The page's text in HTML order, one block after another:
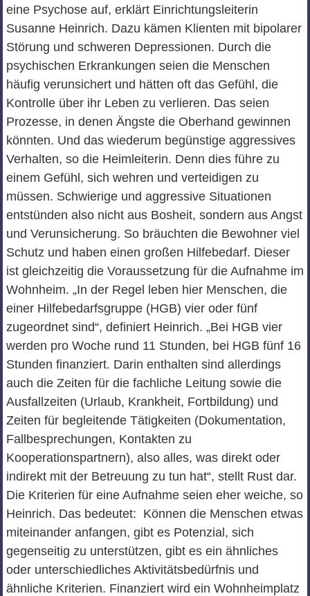
eine Psychose auf, erklärt Einrichtungsleiterin
Susanne Heinrich. Dazu kämen Klienten mit bipolarer
Störung und schweren Depressionen. Durch die
psychischen Erkrankungen seien die Menschen
häufig verunsichert und hätten oft das Gefühl, die
Kontrolle über ihr Leben zu verlieren. Das seien
Prozesse, in denen Ängste die Oberhand gewinnen
könnten. Und das wiederum begünstige aggressives
Verhalten, so die Heimleiterin. Denn dies führe zu
einem Gefühl, sich wehren und verteidigen zu
müssen. Schwierige und aggressive Situationen
entstünden also nicht aus Bosheit, sondern aus Angst
und Verunsicherung. So bräuchten die Bewohner viel
Schutz und haben einen großen Hilfebedarf. Dieser
ist gleichzeitig die Voraussetzung für die Aufnahme im
Wohnheim. „In der Regel leben hier Menschen, die
einer Hilfebedarfsgruppe (HGB) vier oder fünf
zugeordnet sind“, definiert Heinrich. „Bei HGB vier
werden pro Woche rund 11 Stunden, bei HGB fünf 16
Stunden finanziert. Darin enthalten sind allerdings
auch die Zeiten für die fachliche Leitung sowie die
Ausfallzeiten (Urlaub, Krankheit, Fortbildung) und
Zeiten für begleitende Tätigkeiten (Dokumentation,
Fallbesprechungen, Kontakten zu
Kooperationspartnern), also alles, was direkt oder
indirekt mit der Betreuung zu tun hat“, stellt Rust dar.
Die Kriterien für eine Aufnahme seien eher weiche, so
Heinrich. Das bedeutet: Können die Menschen etwas
miteinander anfangen, gibt es Potenzial, sich
gegenseitig zu unterstützen, gibt es ein ähnliches
oder unterschiedliches Aktivitätsbedürfnis und
ähnliche Kriterien. Finanziert wird ein Wohnheimplatz